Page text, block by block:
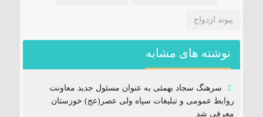
پیوند ازدواج
نوشته های مشابه
سرهنگ سجاد بهمئی به عنوان مسئول جدید معاونت
روابط عمومی و تبلیغات سپاه ولی عصر(عج) خوزستان
معرفی شد